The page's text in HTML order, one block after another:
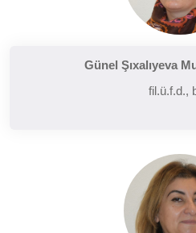
Günel Şıxalıyeva
fil.ü.f.d.,